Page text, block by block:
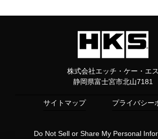
株式会社エッチ・ケー・エス
静岡県富士宮市北山7181
サイトマップ プライバシー
Do Not Sell or Share My Personal